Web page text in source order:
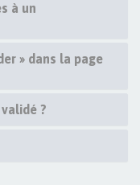
à un
» dans la page
?